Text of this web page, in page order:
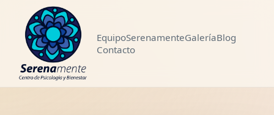
EquipoSerenamenteGaleríaBlog
Contacto